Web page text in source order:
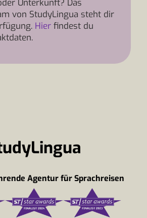
Unterkunft? Das
von StudyLingua steht dir
Hier findest du
Agentur für Sprachreisen